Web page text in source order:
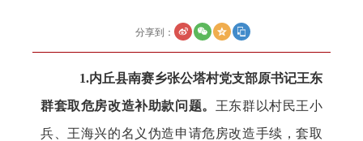
分享到：
1.内丘县南赛乡张公塔村党支部原书记王东
群套取危房改造补助款问题。 王东群以村民王小
兵、王海兴的名义伪造申请危房改造手续，套取